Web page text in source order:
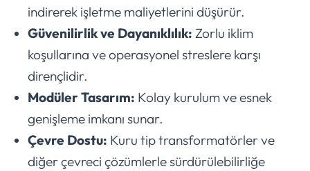
indirerek işletme maliyetlerini düşürür.
Güvenilirlik ve Dayanıklılık: Zorlu iklim
koşullarına ve operasyonel streslere karşı
dirençlidir.
Modüler Tasarım: Kolay kurulum ve esnek
genişleme imkanı sunar.
Çevre Dostu: Kuru tip transformatörler ve
diğer çevreci çözümlerle sürdürülebilirliğe